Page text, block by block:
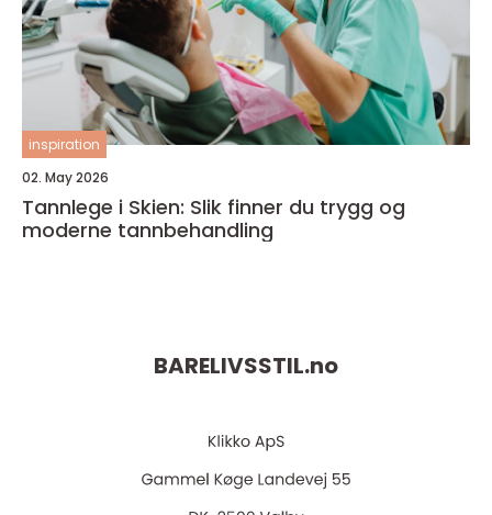
inspiration
02. May 2026
Tannlege i Skien: Slik finner du trygg og
moderne tannbehandling
BARELIVSSTIL.no